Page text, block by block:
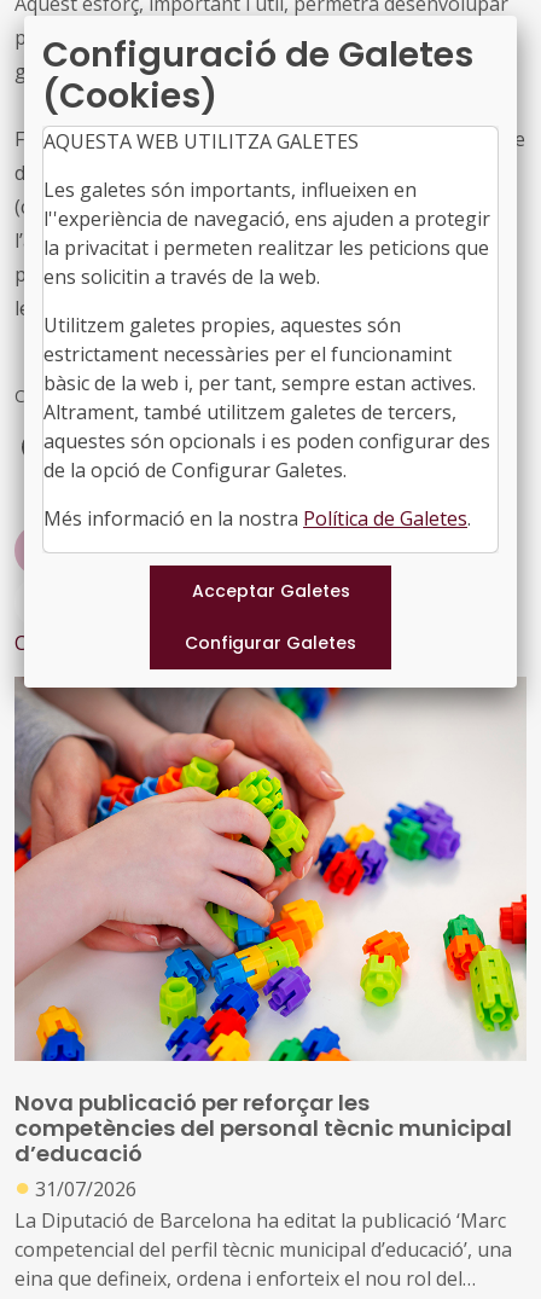
polítiques públiques integrals des de la perspectiva de
gènere.
Finalment, la Proposició de llei finalitza amb un seguit de
disposicions necessàries per la seva correcta aplicació
(com és la determinació dels òrgans responsables de
l’aplicació de la transversalitat, o modificacions de
preceptes de lleis vigents necessàries per adaptar-les a
les exigències i les previsions de la llei).
Comparteix
Facebook
X LinkedIn
#COMISSIONS #ACTUALITAT #SALDES
Contingut relacionat
Nova publicació per reforçar les
competències del personal tècnic municipal
d’educació
● 31/07/2026
La Diputació de Barcelona ha editat la publicació ‘Marc
competencial del perfil tècnic municipal d’educació’, una
eina que defineix, ordena i enforteix el nou rol del
Configuració de Galetes
(Cookies)
AQUESTA WEB UTILITZA GALETES
Les galetes són importants, influeixen en
l''experiència de navegació, ens ajuden a protegir
la privacitat i permeten realitzar les peticions que
ens solicitin a través de la web.
Utilitzem galetes propies, aquestes són
estrictament necessàries per el funcionamint
bàsic de la web i, per tant, sempre estan actives.
Altrament, també utilitzem galetes de tercers,
aquestes són opcionals i es poden configurar des
de la opció de Configurar Galetes.
Més informació en la nostra Política de Galetes.